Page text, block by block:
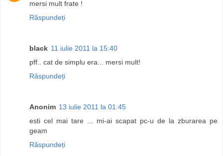
mersi mult frate !
Răspundeți
black 11 iulie 2011 la 15:40
pff.. cat de simplu era... mersi mult!
Răspundeți
Anonim 13 iulie 2011 la 01:45
esti cel mai tare ... mi-ai scapat pc-u de la zburarea pe
geam
Răspundeți